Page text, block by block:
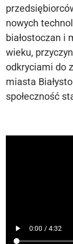
nowych
białostoczan i
wieku,
odkryciami do
miasta
społeczność